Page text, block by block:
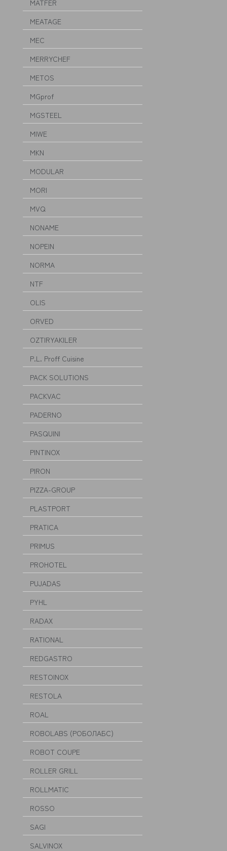
MATFER
MEATAGE
MEC
MERRYCHEF
METOS
MGprof
MGSTEEL
MIWE
MKN
MODULAR
MORI
MVQ
NONAME
NOPEIN
NORMA
NTF
OLIS
ORVED
OZTIRYAKILER
P.L. Proff Cuisine
PACK SOLUTIONS
PACKVAC
PADERNO
PASQUINI
PINTINOX
PIRON
PIZZA-GROUP
PLASTPORT
PRATICA
PRIMUS
PROHOTEL
PUJADAS
PYHL
RADAX
RATIONAL
REDGASTRO
RESTOINOX
RESTOLA
ROAL
ROBOLABS (РОБОЛАБС)
ROBOT COUPE
ROLLER GRILL
ROLLMATIC
ROSSO
SAGI
SALVINOX